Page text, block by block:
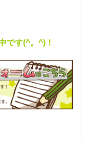
です(^。^)！